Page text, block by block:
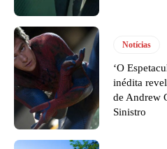
Notícias
‘O
inédita
de Andrew
Sinistro